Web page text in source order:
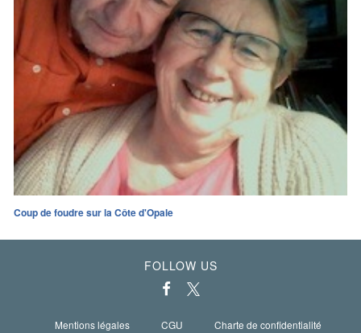
Coup de foudre sur la Côte d'Opale
FOLLOW US
Mentions légales CGU Charte de confidentialité